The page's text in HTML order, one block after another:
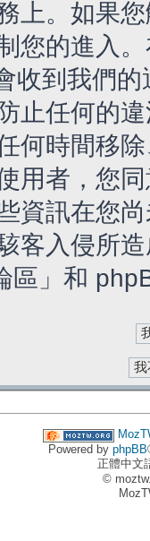
上。如果
您的進入
收到我們
止任何的
何時間移
用者，您
資訊在您
客入侵所
區」和
Powered by phpBB
正體中文
©